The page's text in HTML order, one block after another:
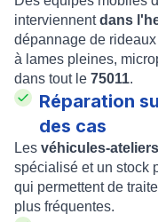
interviennentdans
dépannage de
à lames pleines,
dans tout le 75011.
Réparation
des cas
Les véhicules-
spécialisé et un stock
qui permettent de
plus fréquentes.